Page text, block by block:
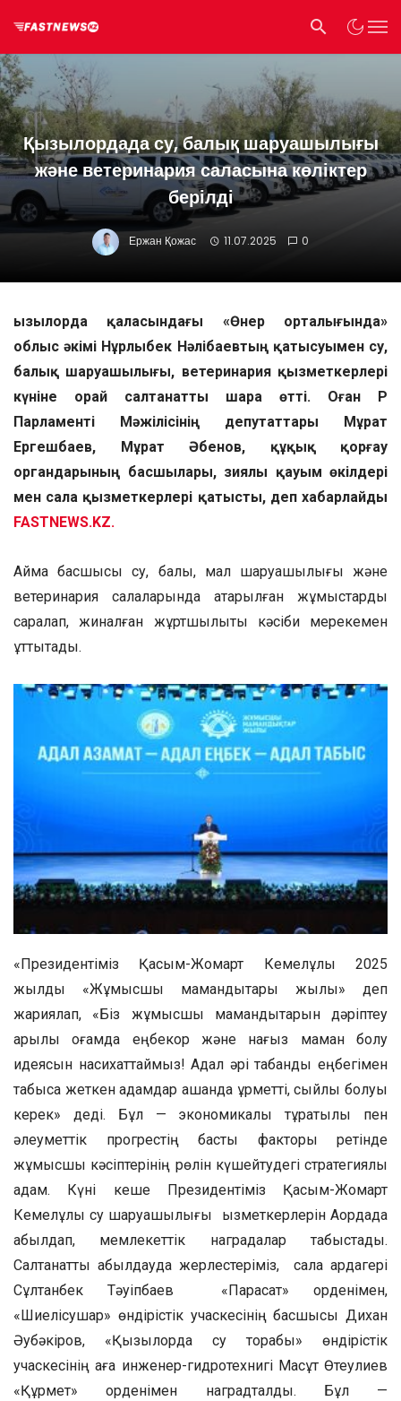
Қызылордада су, балық шаруашылығы
және ветеринария саласына көліктер
берілді
Ержан Қожас 11.07.2025 0
Қызылорда қаласындағы «Өнер орталығында»
облыс әкімі Нұрлыбек Нәлібаевтың қатысуымен су,
балық шаруашылығы, ветеринария қызметкерлері
күніне орай салтанатты шара өтті. Оған ҚР
Парламенті Мәжілісінің депутаттары Мұрат
Ергешбаев, Мұрат Әбенов, құқық қорғау
органдарының басшылары, зиялы қауым өкілдері
мен сала қызметкерлері қатысты, деп хабарлайды
FASTNEWS.KZ.
Аймақ басшысы су, балық, мал шаруашылығы және
ветеринария салаларында атқарылған жұмыстарды
саралап, жиналған жұртшылықты кәсіби мерекемен
құттықтады.
«Президентіміз Қасым-Жомарт Кемелұлы 2025
жылды «Жұмысшы мамандықтары жылы» деп
жариялап, «Біз жұмысшы мамандықтарын дәріптеу
арқылы қоғамда еңбекқор және нағыз маман болу
идеясын насихаттаймыз! Адал әрі табанды еңбегімен
табысқа жеткен адамдар қашанда құрметті, сыйлы болуы
керек» деді. Бұл — экономикалық тұрақтылық пен
әлеуметтік прогрестің басты факторы ретінде
жұмысшы кәсіптерінің рөлін күшейтудегі стратегиялық
қадам. Күні кеше Президентіміз Қасым-Жомарт
Кемелұлы су шаруашылығы қызметкерлерін Ақордада
қабылдап, мемлекеттік наградалар табыстады.
Салтанатты қабылдауда жерлестеріміз, сала ардагері
Сұлтанбек Тәуіпбаев «Парасат» орденімен,
«Шиелісушар» өндірістік учаскесінің басшысы Дихан
Әубәкіров, «Қызылорда су торабы» өндірістік
учаскесінің аға инженер-гидротехнигі Мақсұт Өтеулиев
«Құрмет» орденімен наградталды. Бұл —